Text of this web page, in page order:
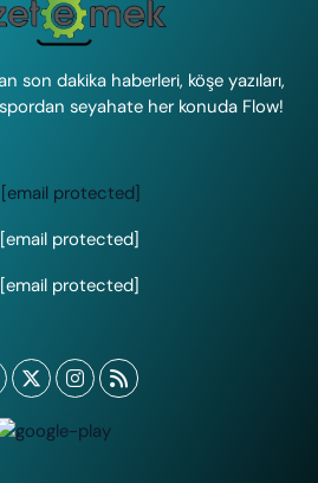
son dakika haberleri, köşe yazıları,
seyahate her konuda Flow!
[email protected]
[email protected]
[email protected]